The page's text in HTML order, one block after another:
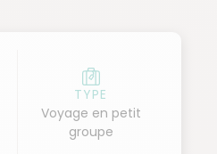
puis découvrons
pour leurs centres
coloniale.
et Camaguey, nous
TYPE
Voyage en petit
groupe